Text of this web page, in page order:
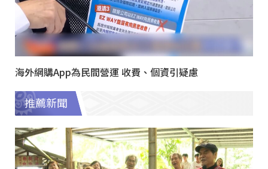
海外網購App為民間營運 收費、個資引疑慮
推薦新聞